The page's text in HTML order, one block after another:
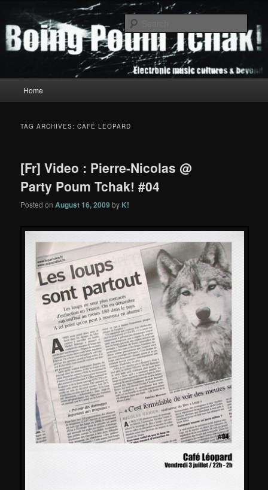
primary
content
secondary
contentBoing Poum Tchak!
Home
TAG ARCHIVES:CAFÉ LEOPARD
[Fr] Video : Pierre-Nicolas @
Party Poum Tchak! #04
Posted onAugust 16, 2009 by K!